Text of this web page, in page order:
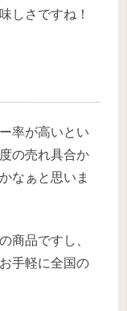
しさですね！
率が高いとい
の売れ具合か
なぁと思いま
商品ですし、
手軽に全国の